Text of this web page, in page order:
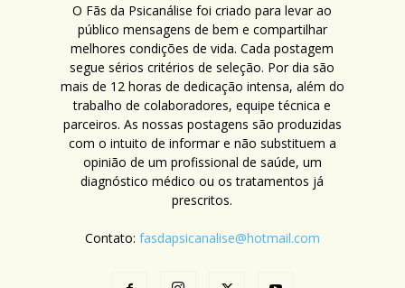
O Fãs da Psicanálise foi criado para levar ao
público mensagens de bem e compartilhar
melhores condições de vida. Cada postagem
segue sérios critérios de seleção. Por dia são
mais de 12 horas de dedicação intensa, além do
trabalho de colaboradores, equipe técnica e
parceiros. As nossas postagens são produzidas
com o intuito de informar e não substituem a
opinião de um profissional de saúde, um
diagnóstico médico ou os tratamentos já
prescritos.
Contato: fasdapsicanalise@hotmail.com